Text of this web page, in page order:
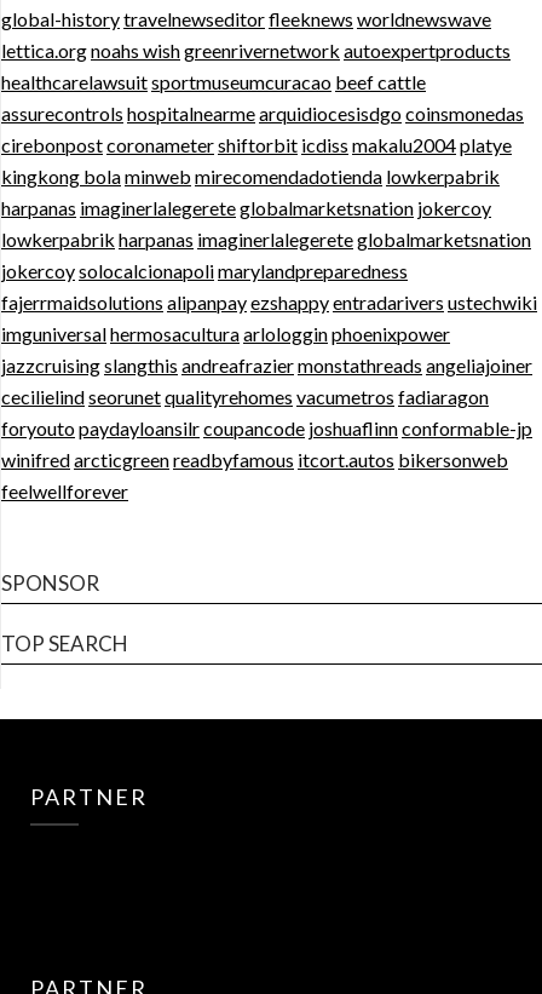
global-historytravelnewseditorfleeknews worldnewswave
lettica.orgnoahs wishgreenrivernetwork autoexpertproducts
healthcarelawsuitsportmuseumcuracao beef cattle
assurecontrols hospitalnearmearquidiocesisdgocoinsmonedas
cirebonpostcoronametershiftorbit icdiss makalu2004platye
kingkong bolaminweb mirecomendadotienda lowkerpabrik
harpanas imaginerlalegereteglobalmarketsnation jokercoy
lowkerpabrik harpanas imaginerlalegereteglobalmarketsnation
jokercoysolocalcionapolimarylandpreparedness
fajerrmaidsolutions alipanpayezshappyentradarivers ustechwiki
imguniversalhermosaculturaarlologginphoenixpower
jazzcruisingslangthis andreafraziermonstathreads angeliajoiner
cecilielindseorunetqualityrehomes vacumetros fadiaragon
foryoutopaydayloansilrcoupancode joshuaflinnconformable-jp
winifredarcticgreenreadbyfamous itcort.autos bikersonweb
feelwellforever
SPONSOR
TOP SEARCH
PARTNER
PARTNER